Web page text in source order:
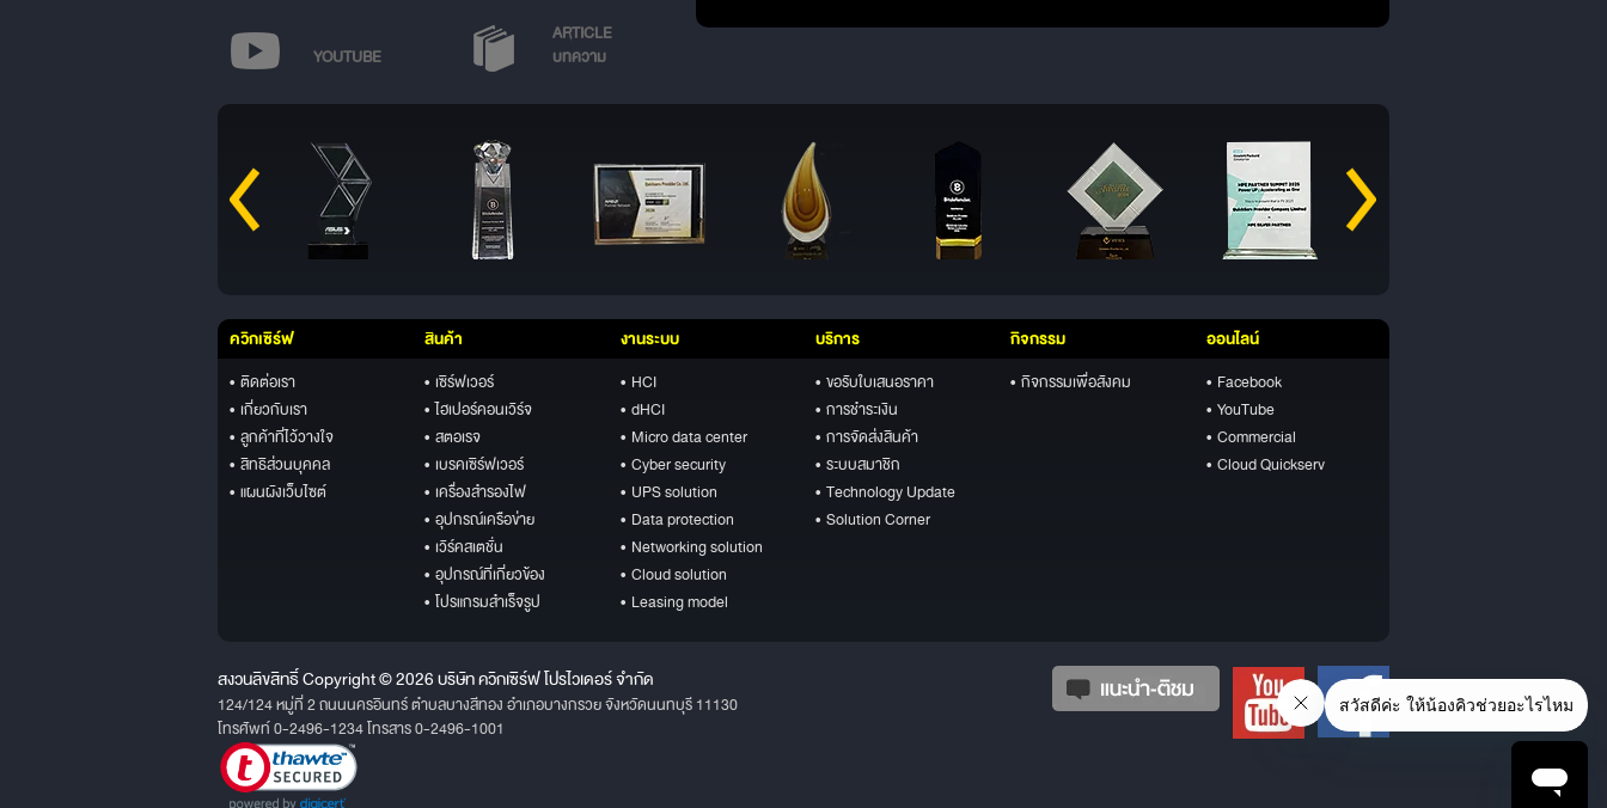
YOUTUBE
ARTICLE
บทความ
ควิกเซิร์ฟ
• ติดต่อเรา
• เกี่ยวกับเรา
• ลูกค้าที่ไว้วางใจ
• สิทธิส่วนบุคคล
• แผนผังเว็บไซต์
สินค้า
• เซิร์ฟเวอร์
• ไฮเปอร์คอนเวิร์จ
• สตอเรจ
• เบรคเซิร์ฟเวอร์
• เครื่องสำรองไฟ
• อุปกรณ์เครือข่าย
• เวิร์คสเตชั่น
• อุปกรณ์ที่เกี่ยวข้อง
• โปรแกรมสำเร็จรูป
งานระบบ
• HCI
• dHCI
• Micro data center
• Cyber security
• UPS solution
• Data protection
• Networking solution
• Cloud solution
• Leasing model
บริการ
• ขอรับใบเสนอราคา
• การชำระเงิน
• การจัดส่งสินค้า
• ระบบสมาชิก
• Technology Update
• Solution Corner
กิจกรรม
• กิจกรรมเพื่อสังคม
ออนไลน์
• Facebook
• YouTube
• Commercial
• Cloud Quickserv
สงวนลิขสิทธิ์ Copyright © 2026 บริษัท ควิกเซิร์ฟ โปรไวเดอร์ จำกัด
124/124 หมู่ที่ 2 ถนนนครอินทร์ ตำบลบางสีทอง อำเภอบางกรวย จังหวัดนนทบุรี 11130
โทรศัพท์ 0-2496-1234 โทรสาร 0-2496-1001